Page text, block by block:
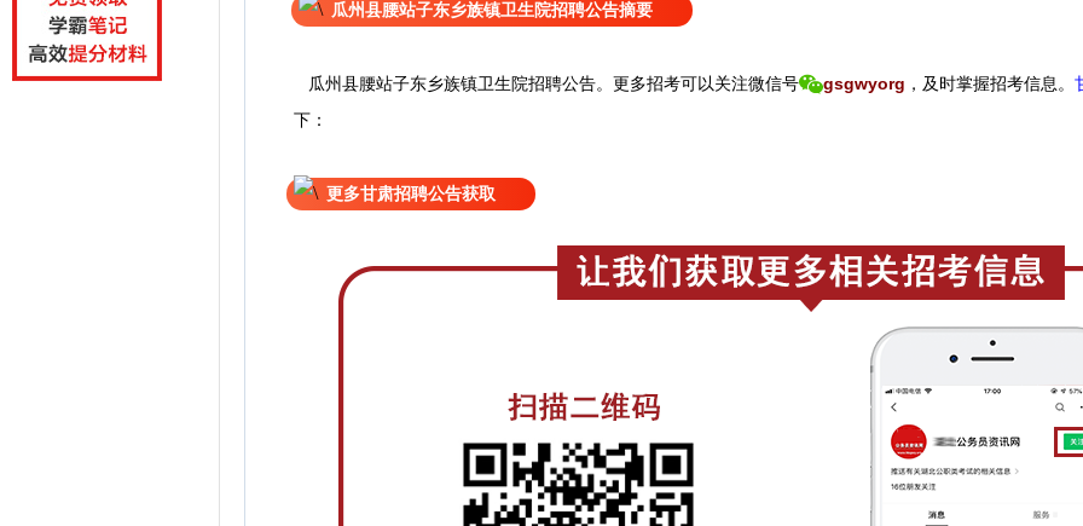
瓜州县腰站子东乡族镇卫生院招聘公告摘要
瓜州县腰站子东乡族镇卫生院招聘公告。 更多招考可以关注微信号 gsgwyorg ， 及时掌握招考信息。
下：
更多甘肃招聘公告获取